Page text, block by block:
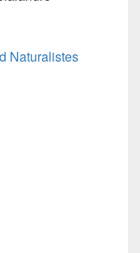
Naturalistes